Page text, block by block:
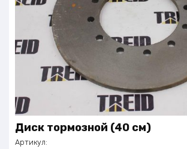
Диск тормозной (40 см)
Артикул: